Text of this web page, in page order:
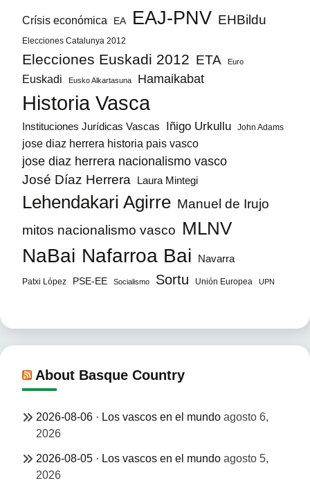
Crísis económica EA EAJ-PNV EHBildu
Elecciones Catalunya 2012
Elecciones Euskadi 2012 ETA Euro
Euskadi Eusko Alkartasuna Hamaikabat
Historia Vasca
Instituciones Jurídicas Vascas Iñigo Urkullu John Adams
jose diaz herrera historia pais vasco
jose diaz herrera nacionalismo vasco
José Díaz Herrera Laura Mintegi
Lehendakari Agirre Manuel de Irujo
mitos nacionalismo vasco MLNV
NaBai Nafarroa Bai Navarra
Patxi López PSE-EE Socialismo Sortu Unión Europea UPN
About Basque Country
2026-08-06 · Los vascos en el mundo agosto 6,
2026
2026-08-05 · Los vascos en el mundo agosto 5,
2026